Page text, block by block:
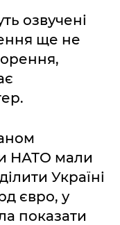
озвучені
ще не
НАТО мали
Україні
євро, у
показати